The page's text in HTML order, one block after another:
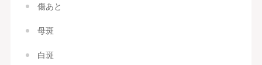
傷あと
母斑
白斑